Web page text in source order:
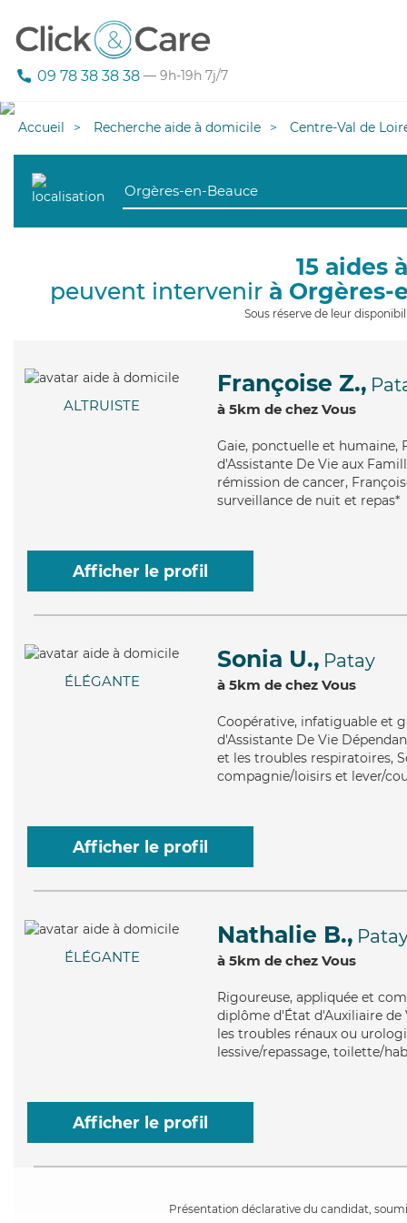
09 78 38 38 38 — 9h-19h 7j/7
Accueil Recherche aide à domicile Centre-Val de
15 aides
peuvent intervenir à Orgères-
Sous réserve de leur
ALTRUISTE
Françoise Z.,
à 5km de chez Vous
Gaie, ponctuelle et humaine,
d'Assistante De Vie aux
rémission de cancer,
surveillance de nuit et repas*
Afficher le profil
ÉLÉGANTE
Sonia U., Patay
à 5km de chez Vous
Coopérative, infatiguable et
d'Assistante De Vie
et les troubles respiratoires,
compagnie/loisirs et lever/
Afficher le profil
ÉLÉGANTE
Nathalie B.,
à 5km de chez Vous
Rigoureuse, appliquée et
diplôme d'État d'Auxiliaire de
les troubles rénaux ou
lessive/repassage, toilette/
Afficher le profil
Présentation déclarative du candidat,